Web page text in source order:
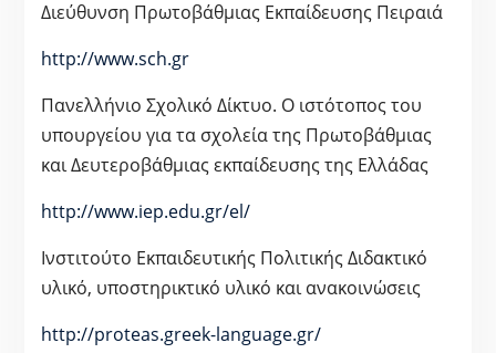
Διεύθυνση Πρωτοβάθμιας Εκπαίδευσης Πειραιά
http://www.sch.gr
Πανελλήνιο Σχολικό Δίκτυο. Ο ιστότοπος του
υπουργείου για τα σχολεία της Πρωτοβάθμιας
και Δευτεροβάθμιας εκπαίδευσης της Ελλάδας
http://www.iep.edu.gr/el/
Ινστιτούτο Εκπαιδευτικής Πολιτικής Διδακτικό
υλικό, υποστηρικτικό υλικό και ανακοινώσεις
http://proteas.greek-language.gr/